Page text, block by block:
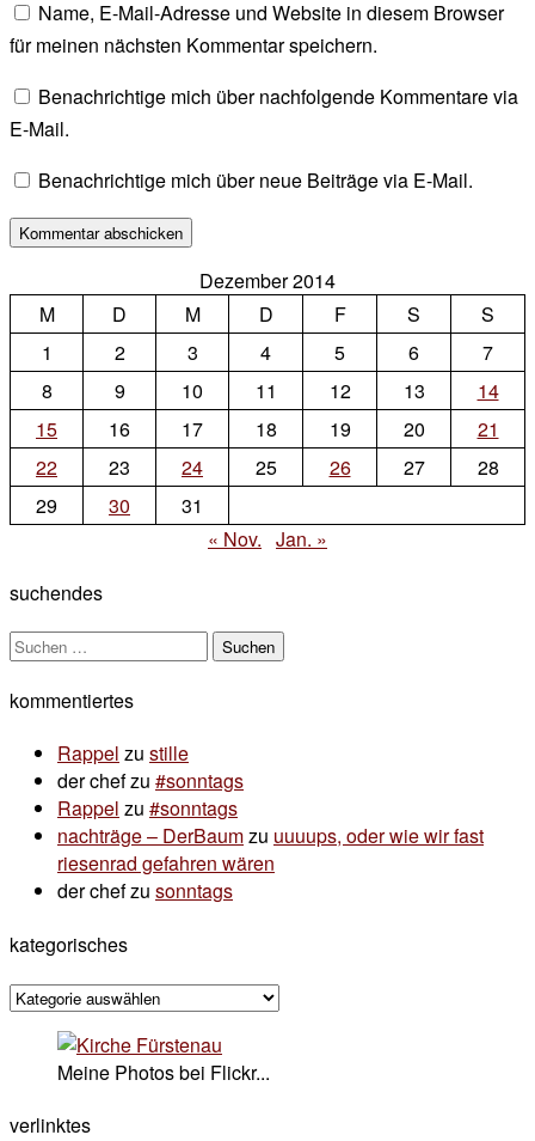
Name, E-Mail-Adresse und Website in diesem Browser
für meinen nächsten Kommentar speichern.
Benachrichtige mich über nachfolgende Kommentare via
E-Mail.
Benachrichtige mich über neue Beiträge via E-Mail.
Dezember 2014
M
D M D F S
S
1
2 3 4 5 6
7
8
9 10 11 12 13
14
15
16 17 18 19 20
21
22
23 24 25 26 27
28
29
30
31
« Nov. Jan. »
suchendes
Suchen
kommentiertes
Rappel zu stille
der chefzu #sonntags
Rappel zu #sonntags
nachträge – DerBaumzu uuuups, oder wie wir fast
riesenrad gefahren wären
der chefzu sonntags
kategorisches
kategorisches
Meine Photos bei Flickr...
verlinktes